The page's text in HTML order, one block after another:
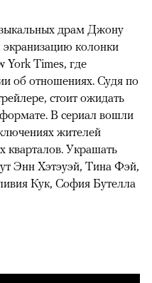
драм Джону
колонки
York Times, где
об отношениях. Судя по
стоит ожидать
В сериал вошли
жителей
кварталов. Украшать
Энн Хэтэуэй, Тина Фэй,
Кук, София Бутелла